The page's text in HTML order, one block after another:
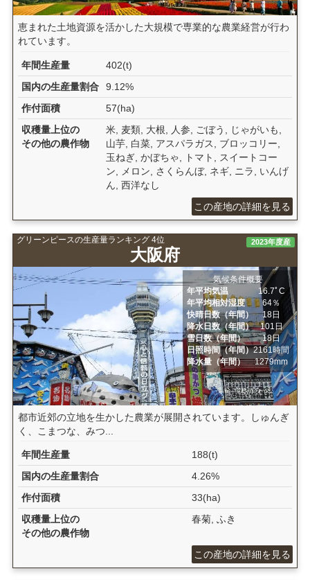
恵まれた土地資源を活かした大規模で専業的な農業経営が行わ
れています。
年間生産量
402(t)
国内の生産量割合
9.12%
作付面積
57(ha)
収穫量上位の
その他の農作物
米, 麦類, 大根, 人参, ごぼう, じゃがいも,
山芋, 白菜, アスパラガス, ブロッコリー,
玉ねぎ, かぼちゃ, トマト, スイートコー
ン, メロン, さくらんぼ, ネギ, ニラ, いんげ
ん, 西洋なし
この産地の詳細を見る
グリーンピースの生産量ランキング 4位
大阪府
2023年度産
気候条件概要
年平均気温
16.7ﾟC
年平均相対湿度
64％
快晴日数（年間）
18日
降水日数（年間）
101日
雪日数（年間）
18日
日照時間（年間）2161時間
降水量（年間）
1279mm
都市近郊の立地を生かした農業が展開されています。しゅんぎ
く、こまつな、みつ...
年間生産量
188(t)
国内の生産量割合
4.26%
作付面積
33(ha)
収穫量上位の
その他の農作物
春菊, ふき
この産地の詳細を見る